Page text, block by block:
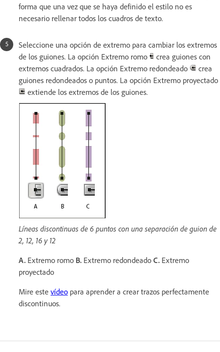
forma que una vez que se haya definido el estilo no es
necesario rellenar todos los cuadros de texto.
Seleccione una opción de extremo para cambiar los extremos
de los guiones. La opción Extremo romo
crea guiones con
extremos cuadrados. La opción Extremo redondeado
crea
guiones redondeados o puntos. La opción Extremo proyectado
extiende los extremos de los guiones.
Líneas discontinuas de 6 puntos con una separación de guion de
2, 12, 16 y 12
A. Extremo romo B. Extremo redondeado C. Extremo
proyectado
Mire este vídeo para aprender a crear trazos perfectamente
discontinuos.